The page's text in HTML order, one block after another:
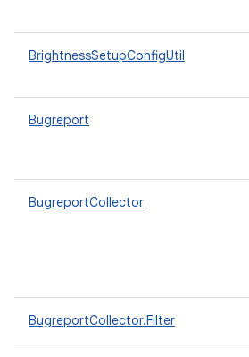
BrightnessSetupConfigUtil
Bugreport
BugreportCollector
BugreportCollector.Filter